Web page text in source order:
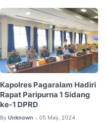
Kapolres Pagaralam Hadiri
Rapat Paripurna 1 Sidang
ke-1 DPRD
By Unknown • 05 May, 2024